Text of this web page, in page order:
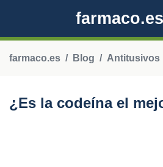
farmaco.es
farmaco.es Blog Antitusivos
¿Es la codeína el